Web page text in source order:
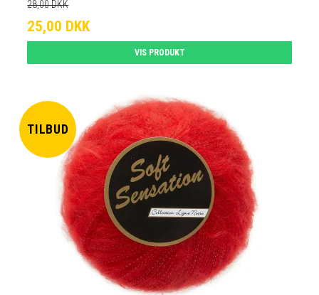
28,00 DKK
25,00 DKK
VIS PRODUKT
TILBUD